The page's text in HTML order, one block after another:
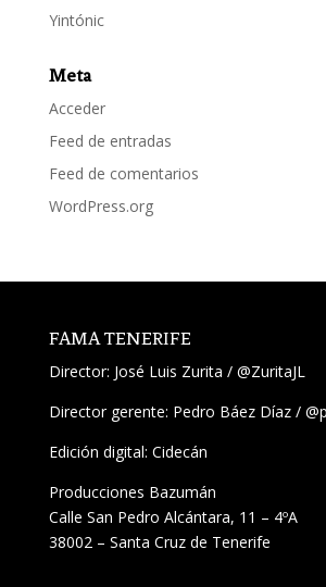
Yintónic
Meta
Acceder
Feed de entradas
Feed de comentarios
WordPress.org
FAMA TENERIFE
Director: José Luis Zurita / @ZuritaJL
Director gerente: Pedro Báez Díaz /
Edición digital: Cidecán
Producciones Bazumán
Calle San Pedro Alcántara, 11 – 4ºA
38002 – Santa Cruz de Tenerife